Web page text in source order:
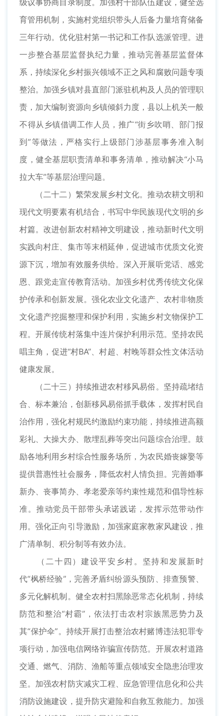
级议事协商目录制度。加强村干部队伍建设，健全选
育管用机制，实施村党组织带头人后备力量培育储备
三年行动。优化驻村第一书记和工作队选派管理。进
一步整合基层监督执纪力量，推动完善基层监督体
系，持续深化乡村振兴领域不正之风和腐败问题专项
整治。加强乡镇对县直部门派驻机构及人员的管理职
责，加大编制资源向乡镇倾斜力度，县以上机关一般
不得从乡镇借调工作人员，推广“街乡吹哨、部门报
到”等做法，严格实行上级部门涉基层事务准入制
度，健全基层职责清单和事务清单，推动解决“小马
拉大车”等基层治理问题。
（二十二）繁荣发展乡村文化。推动农耕文明和
现代文明要素有机结合，书写中华民族现代文明的乡
村篇。改进创新农村精神文明建设，推动新时代文明
实践向村庄、集市等末梢延伸，促进城市优质文化资
源下沉，增加有效服务供给。深入开展听党话、感党
恩、跟党走宣传教育活动。加强乡村优秀传统文化保
护传承和创新发展。强化农业文化遗产、农村非物质
文化遗产挖掘整理和保护利用，实施乡村文物保护工
程。开展传统村落集中连片保护利用示范。坚持农民
唱主角，促进“村BA”、村超、村晚等群众性文体活动
健康发展。
（二十三）持续推进农村移风易俗。坚持疏堵结
合、标本兼治，创新移风易俗抓手载体，发挥村民自
治作用，强化村规民约激励约束功能，持续推进高额
彩礼、大操大办、散埋乱葬等突出问题综合治理。鼓
励各地利用乡村综合性服务场所，为农民婚丧嫁娶等
提供普惠性社会服务，降低农村人情负担。完善婚事
新办、丧事简办、孝老爱亲等约束性规范和倡导性标
准。推动党员干部带头承诺践诺，发挥示范带动作
用。强化正向引导激励，加强家庭家教家风建设，推
广清单制、积分制等有效办法。
（二十四）建设平安乡村。坚持和发展新时
代“枫桥经验”，完善矛盾纠纷源头预防、排查预警、
多元化解机制。健全农村扫黑除恶常态化机制，持续
防范和整治“村霸”，依法打击农村宗族黑恶势力及
其“保护伞”。持续开展打击整治农村赌博违法犯罪专
项行动，加强电信网络诈骗宣传防范。开展农村道路
交通、燃气、消防、渔船等重点领域安全隐患治理攻
坚。加强农村防灾减灾工程、应急管理信息化和公共
消防设施建设，提升防灾避险和自救互救能力。加强